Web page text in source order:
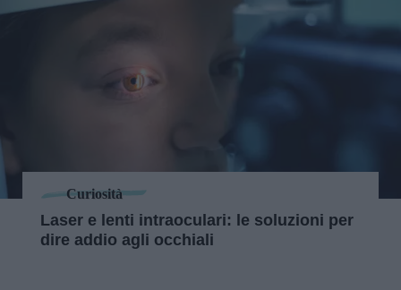
Curiosità
Laser e lenti intraoculari: le soluzioni per
dire addio agli occhiali